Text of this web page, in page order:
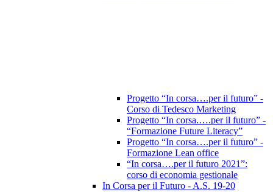
Progetto “In corsa….per il futuro” -
Corso di Tedesco Marketing
Progetto “In corsa.….per il futuro” -
“Formazione Future Literacy”
Progetto “In corsa….per il futuro” -
Formazione Lean office
“In corsa….per il futuro 2021”:
corso di economia gestionale
In Corsa per il Futuro - A.S. 19-20